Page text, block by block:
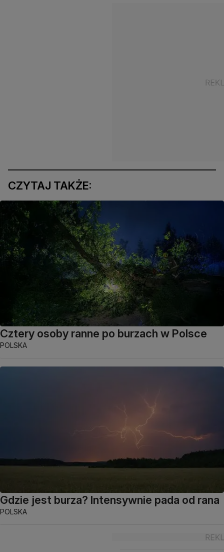
CZYTAJ TAKŻE:
Cztery osoby ranne po burzach w Polsce
POLSKA
Gdzie jest burza? Intensywnie pada od rana
POLSKA